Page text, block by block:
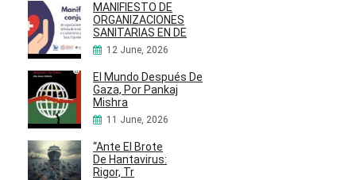
MANIFIESTO DE
ORGANIZACIONES
SANITARIAS EN DE
12 June, 2026
El Mundo Después De
Gaza, Por Pankaj
Mishra
11 June, 2026
“Ante El Brote
De Hantavirus:
Rigor, Tr